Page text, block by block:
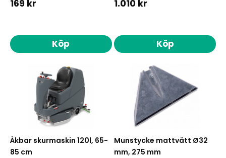
169 kr
Köp
1.010 kr
Köp
Åkbar skurmaskin 120l, 65-
85 cm
Munstycke mattvätt Ø32
mm, 275 mm